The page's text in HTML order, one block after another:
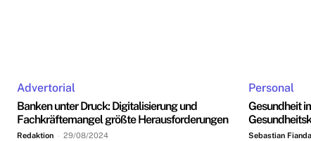
Advertorial
Banken unter Druck: Digitalisierung und
Fachkräftemangel größte Herausforderungen
Redaktion - 29/08/2024
Personal
Gesundheit
Sebastian